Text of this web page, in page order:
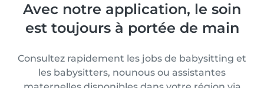
Avec notre application, le soin
est toujours à portée de main
Consultez rapidement les jobs de babysitting et
les babysitters, nounous ou assistantes